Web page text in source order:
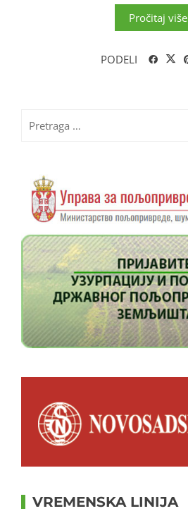
Pročitaj više
PODELI
za:
VREMENSKA LINIJA